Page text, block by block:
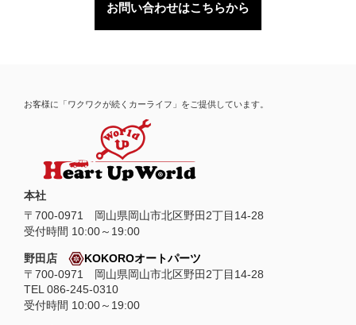
お問い合わせはこちらから
お客様に「ワクワクが続くカーライフ」をご提供しています。
本社
〒 700-0971 岡山県岡山市北区野田2丁目14-28
受付時間 10:00～19:00
野田店
KOKOROオートパーツ
〒700-0971 岡山県岡山市北区野田2丁目14-28
TEL 086-245-0310
受付時間 10:00～19:00